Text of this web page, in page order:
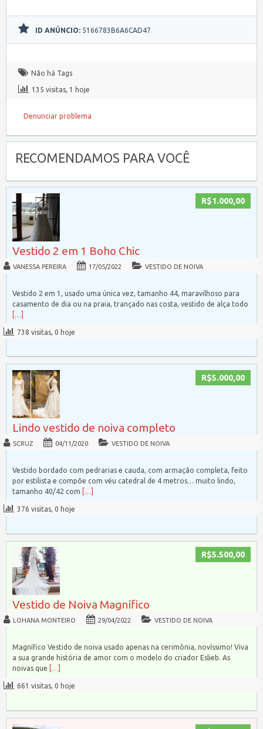
ID ANÚNCIO: 5166783B6A6CAD47
Não há Tags
135 visitas, 1 hoje
Denunciar problema
RECOMENDAMOS PARA VOCÊ
R$1.000,00
Vestido 2 em 1 Boho Chic
VANESSA PEREIRA 17/05/2022 VESTIDO DE NOIVA
Vestido 2 em 1, usado uma única vez, tamanho 44, maravilhoso para
casamento de dia ou na praia, trançado nas costa, vestido de alça todo
[…]
738 visitas, 0 hoje
R$5.000,00
Lindo vestido de noiva completo
SCRUZ 04/11/2020 VESTIDO DE NOIVA
Vestido bordado com pedrarias e cauda, com armação completa, feito
por estilista e compõe com véu catedral de 4 metros… muito lindo,
tamanho 40/42 com […]
376 visitas, 0 hoje
R$5.500,00
Vestido de Noiva Magnífico
LOHANA MONTEIRO 29/04/2022 VESTIDO DE NOIVA
Magnífico Vestido de noiva usado apenas na cerimônia, novíssimo! Viva
a sua grande história de amor com o modelo do criador Eslieb. As
noivas que […]
661 visitas, 0 hoje